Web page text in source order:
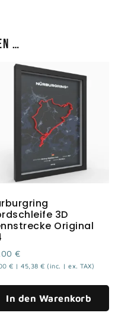
…
3D
Original
€
€ | 45,38 € (inc. | ex. TAX)
In den Warenkorb